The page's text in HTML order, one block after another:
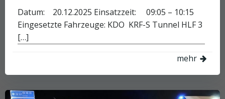
Datum: 20.12.2025 Einsatzzeit: 09:05 – 10:15
Eingesetzte Fahrzeuge: KDO KRF-S Tunnel HLF 3
[…]
mehr